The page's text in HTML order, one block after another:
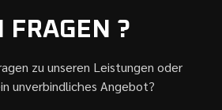
FRAGEN ?
zu unseren Leistungen oder
unverbindliches Angebot?